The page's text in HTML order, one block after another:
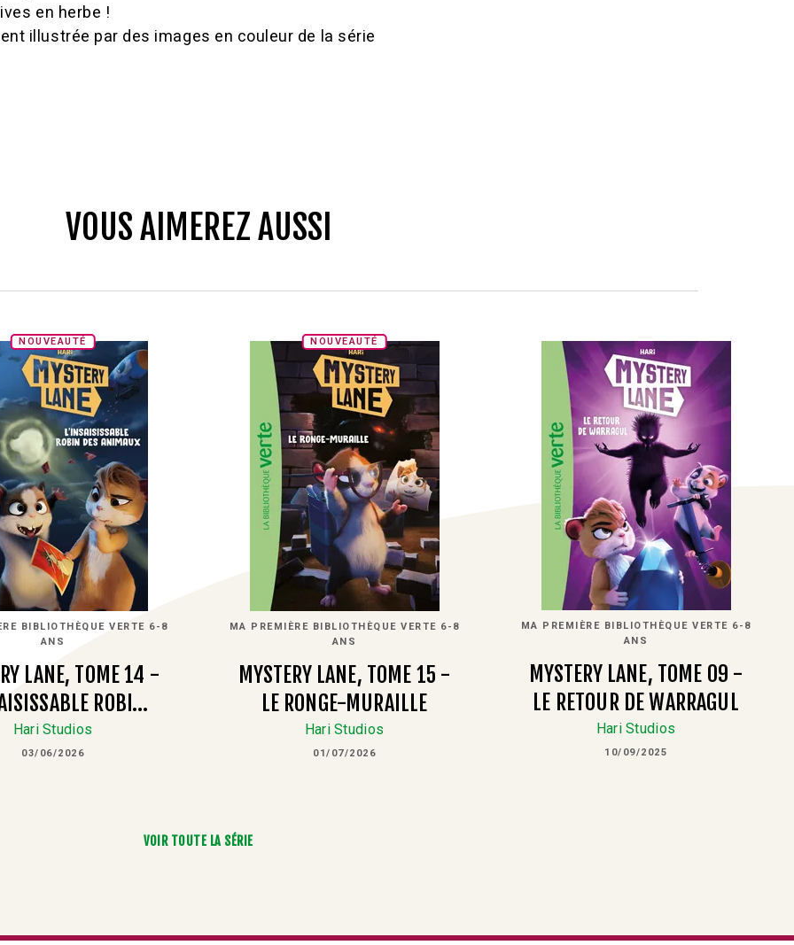
en herbe !
illustrée par des images en couleur de la série
VOUS AIMEREZ AUSSI
NOUVEAUTÉ
BIBLIOTHÈQUE VERTE 6-8
ANS
LANE, TOME 14 -
ROBI…
Hari Studios
03/06/2026
NOUVEAUTÉ
MA PREMIÈRE BIBLIOTHÈQUE VERTE 6-8
ANS
MYSTERY LANE, TOME 15 -
LE RONGE-MURAILLE
Hari Studios
01/07/2026
MA PREMIÈRE BIBLIOTHÈQUE VERTE 6-8
ANS
MYSTERY LANE, TOME 09 -
LE RETOUR DE WARRAGUL
Hari Studios
10/09/2025
VOIR TOUTE LA SÉRIE